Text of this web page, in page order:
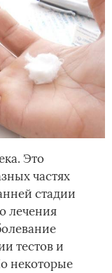
Это
частях
стадии
лечения
тестов и
некоторые